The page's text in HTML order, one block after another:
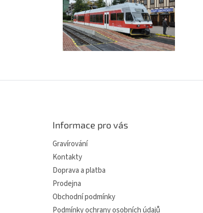
Informace pro vás
Gravírování
Kontakty
Doprava a platba
Prodejna
Obchodní podmínky
Podmínky ochrany osobních údajů